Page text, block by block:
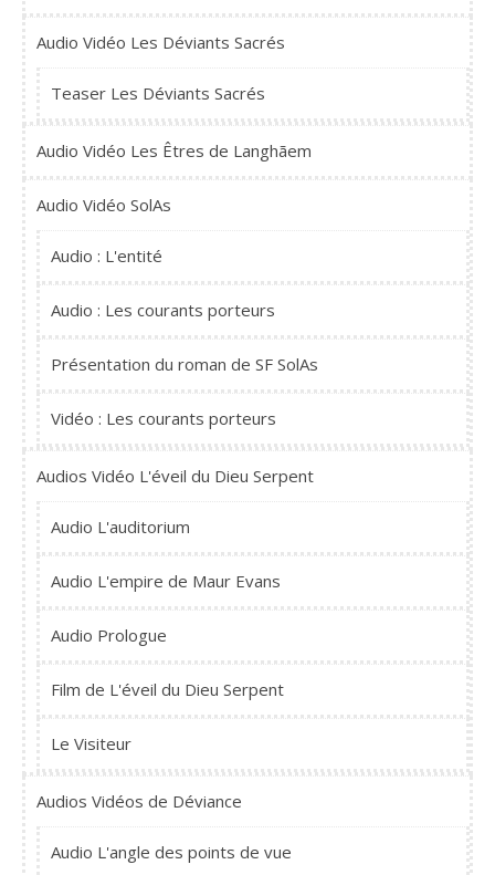
Audio Vidéo Les Déviants Sacrés
Teaser Les Déviants Sacrés
Audio Vidéo Les Êtres de Langhãem
Audio Vidéo SolAs
Audio : L'entité
Audio : Les courants porteurs
Présentation du roman de SF SolAs
Vidéo : Les courants porteurs
Audios Vidéo L'éveil du Dieu Serpent
Audio L'auditorium
Audio L'empire de Maur Evans
Audio Prologue
Film de L'éveil du Dieu Serpent
Le Visiteur
Audios Vidéos de Déviance
Audio L'angle des points de vue